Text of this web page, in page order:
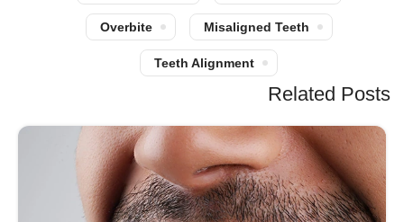
Misaligned Teeth
Overbite
Teeth Alignment
Related Posts